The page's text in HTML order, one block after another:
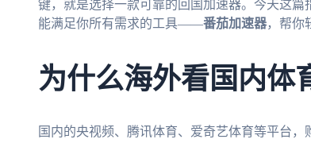
键，就是选择一款可靠的回国加速器。今天这
能满足你所有需求的工具——番茄加速器，帮你
为什么海外看国内体
国内的央视频、腾讯体育、爱奇艺体育等平台